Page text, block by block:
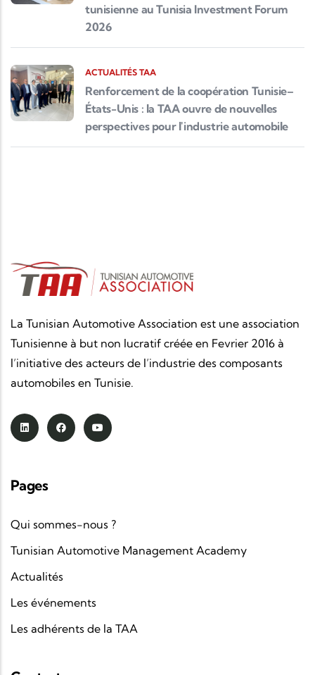
tunisienne au Tunisia Investment Forum
2026
ACTUALITÉS TAA
Renforcement de la coopération Tunisie–
États-Unis : la TAA ouvre de nouvelles
perspectives pour l'industrie automobile
La Tunisian Automotive Association est une association
Tunisienne à but non lucratif créée en Fevrier 2016 à
l’initiative des acteurs de l’industrie des composants
automobiles en Tunisie.
Pages
Qui sommes-nous ?
Tunisian Automotive Management Academy
Actualités
Les événements
Les adhérents de la TAA